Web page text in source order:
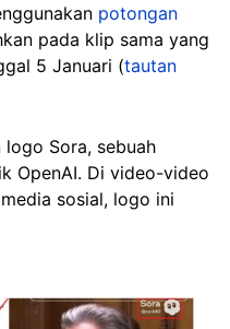
potongan
pada klip sama yang
5 Januari (tautan
Sora, sebuah
OpenAI. Di video-video
sosial, logo ini